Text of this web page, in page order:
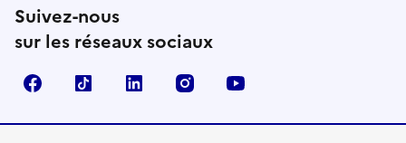
Suivez-nous
sur les réseaux sociaux
FacebookTikTok Linkedin Instagram